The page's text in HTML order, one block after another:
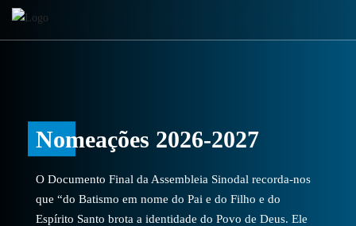
Nomeações 2026-2027
O Documento Final da Assembleia Sinodal recorda-nos
que “do Batismo em nome do Pai e do Filho e do
Espírito Santo brota a identidade do Povo de Deus. Ele